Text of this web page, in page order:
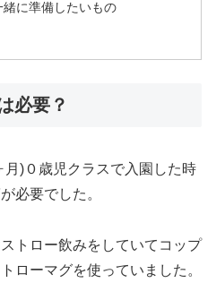
緒に準備したいもの
必要？
)０歳児クラスで入園した時
必要でした。
トロー飲みをしていてコップ
ローマグを使っていました。